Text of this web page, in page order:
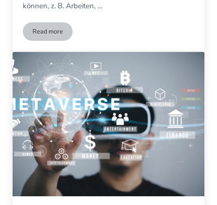
können, z. B. Arbeiten, …
Read moreWas ist das Metaversum?